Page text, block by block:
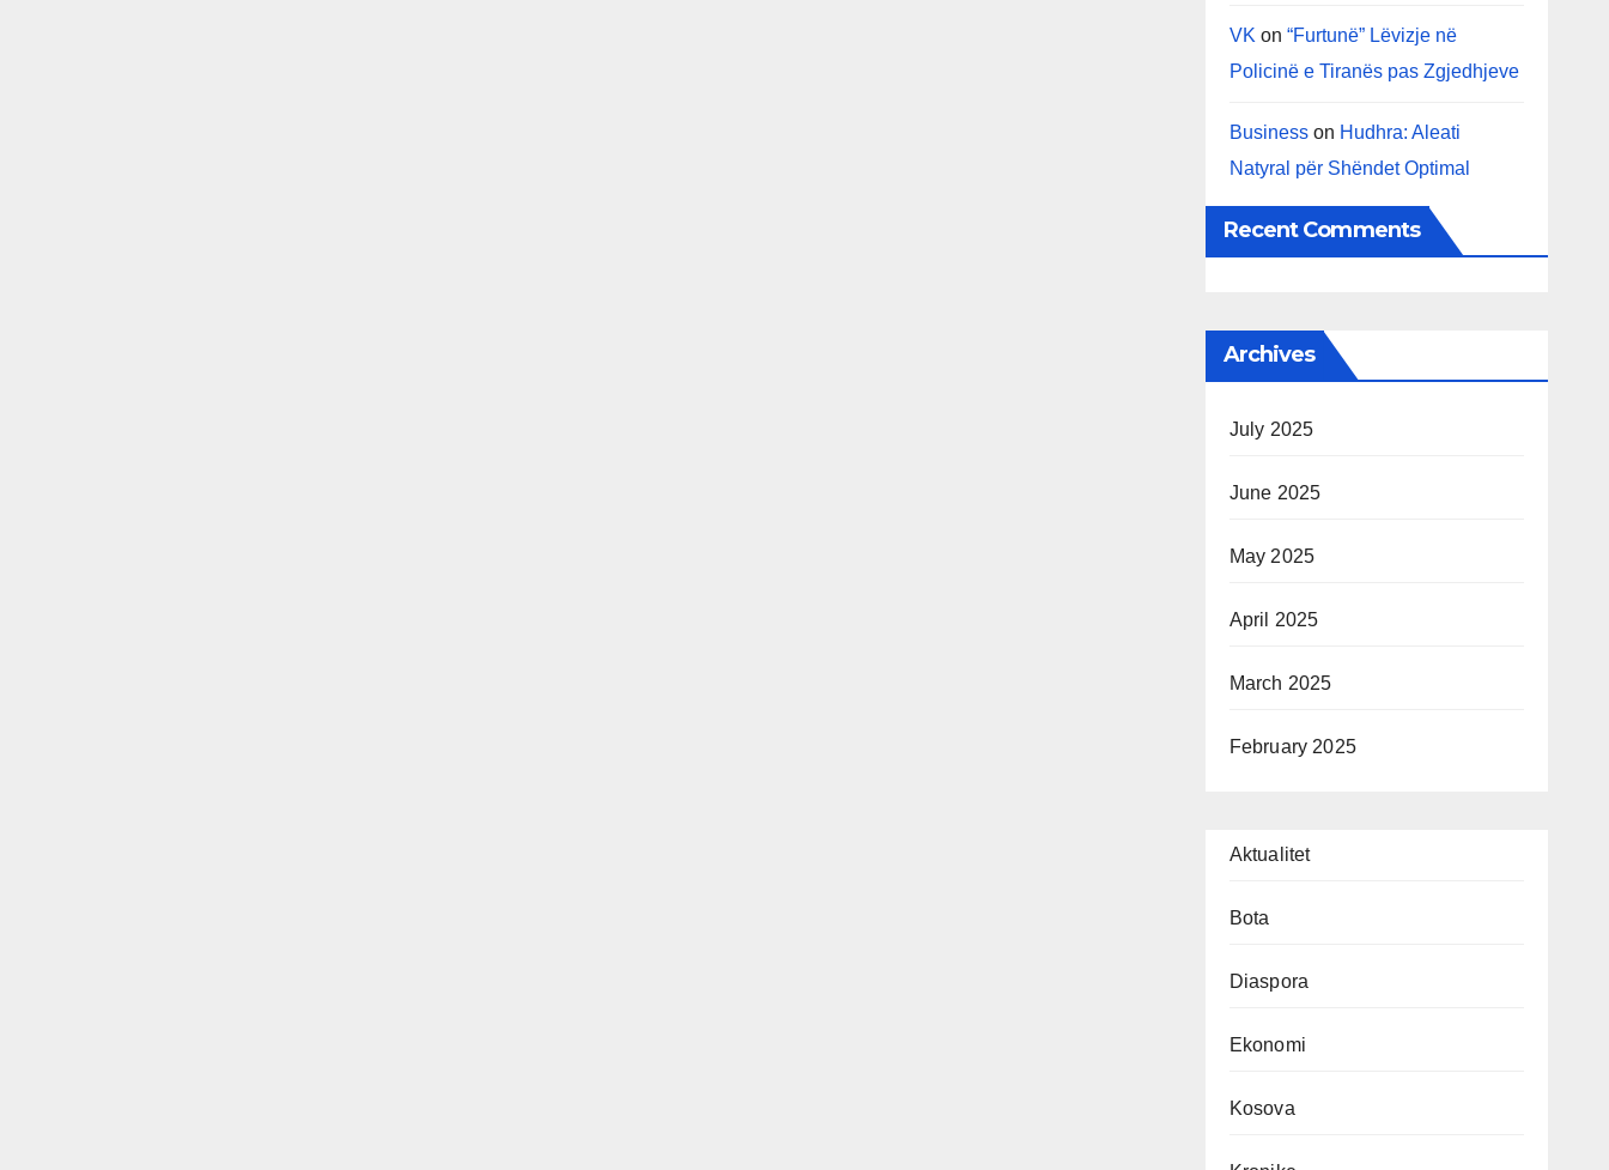
VK on “Furtunë” Lëvizje në
Policinë e Tiranës pas Zgjedhjeve
Businesson Hudhra: Aleati
Natyral për Shëndet Optimal
Recent Comments
Archives
July 2025
June 2025
May 2025
April 2025
March 2025
February 2025
Aktualitet
Bota
Diaspora
Ekonomi
Kosova